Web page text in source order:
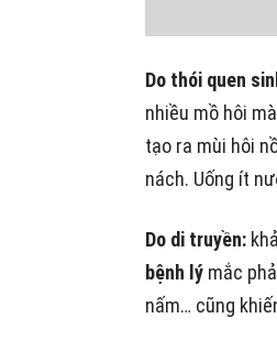
Do thói quen
nhiều mồ hôi
tạo ra mùi hôi
nách. Uống ít
Do di truyền:
bệnh lý mắc
nấm… cũng